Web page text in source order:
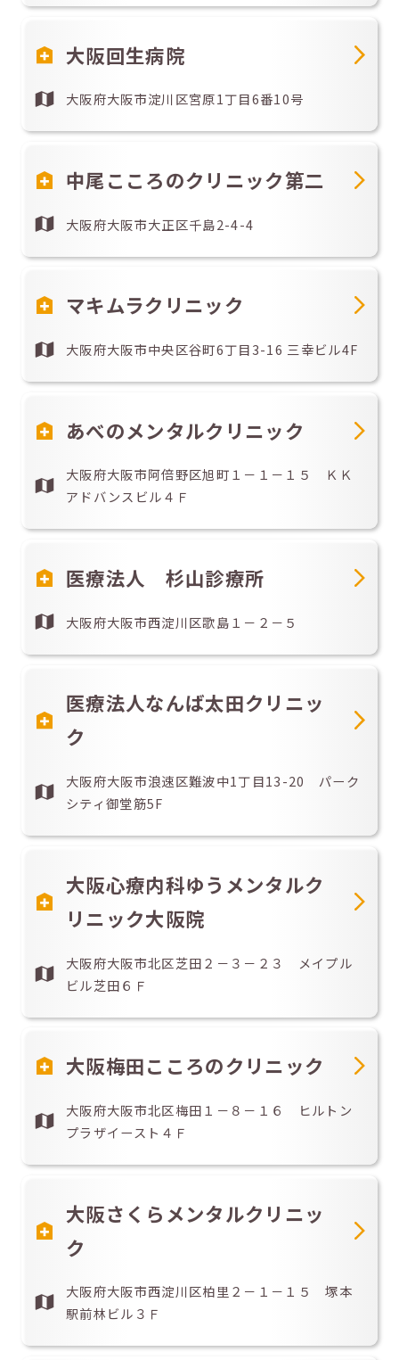
大阪回生病院
大阪府大阪市淀川区宮原1丁目6番10号
中尾こころのクリニック第二
大阪府大阪市大正区千島2-4-4
マキムラクリニック
大阪府大阪市中央区谷町6丁目3-16 三幸ビル4F
あべのメンタルクリニック
大阪府大阪市阿倍野区旭町１－１－１５ ＫＫ
アドバンスビル４Ｆ
医療法人 杉山診療所
大阪府大阪市西淀川区歌島１－２－５
医療法人なんば太田クリニッ
ク
大阪府大阪市浪速区難波中1丁目13-20 パーク
シティ御堂筋5F
大阪心療内科ゆうメンタルク
リニック大阪院
大阪府大阪市北区芝田２－３－２３ メイプル
ビル芝田６Ｆ
大阪梅田こころのクリニック
大阪府大阪市北区梅田１－８－１６ ヒルトン
プラザイースト４Ｆ
大阪さくらメンタルクリニッ
ク
大阪府大阪市西淀川区柏里２－１－１５ 塚本
駅前林ビル３Ｆ